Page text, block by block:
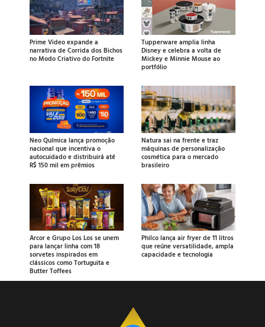
Prime Video expande a
narrativa de Corrida dos Bichos
no Modo Criativo do Fortnite
Tupperware amplia linha
Disney e celebra a volta de
Mickey e Minnie Mouse ao
portfólio
Neo Química lança promoção
nacional que incentiva o
autocuidado e distribuirá até
R$ 150 mil em prêmios
Natura sai na frente e traz
máquinas de personalização
cosmética para o mercado
brasileiro
Arcor e Grupo Los Los se unem
para lançar linha com 18
sorvetes inspirados em
clássicos como Tortuguita e
Butter Toffees
Philco lança air fryer de 11 litros
que reúne versatilidade, ampla
capacidade e tecnologia